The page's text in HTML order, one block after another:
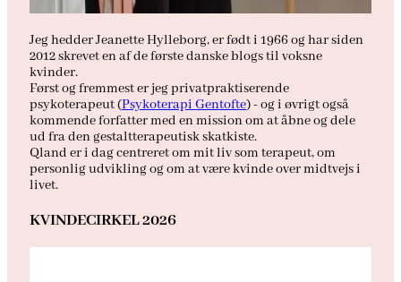
Jeg hedder Jeanette Hylleborg, er født i 1966 og har siden
2012 skrevet en af de første danske blogs til voksne
kvinder.
Først og fremmest er jeg privatpraktiserende
psykoterapeut (Psykoterapi Gentofte) - og i øvrigt også
kommende forfatter med en mission om at åbne og dele
ud fra den gestaltterapeutisk skatkiste.
Qland er i dag centreret om mit liv som terapeut, om
personlig udvikling og om at være kvinde over midtvejs i
livet.
KVINDECIRKEL 2026